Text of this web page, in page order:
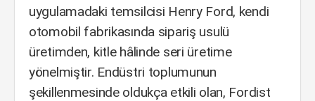
uygulamadaki temsilcisi Henry Ford, kendi
otomobil fabrikasında sipariş usulü
üretimden, kitle hâlinde seri üretime
yönelmiştir. Endüstri toplumunun
şekillenmesinde oldukça etkili olan, Fordist